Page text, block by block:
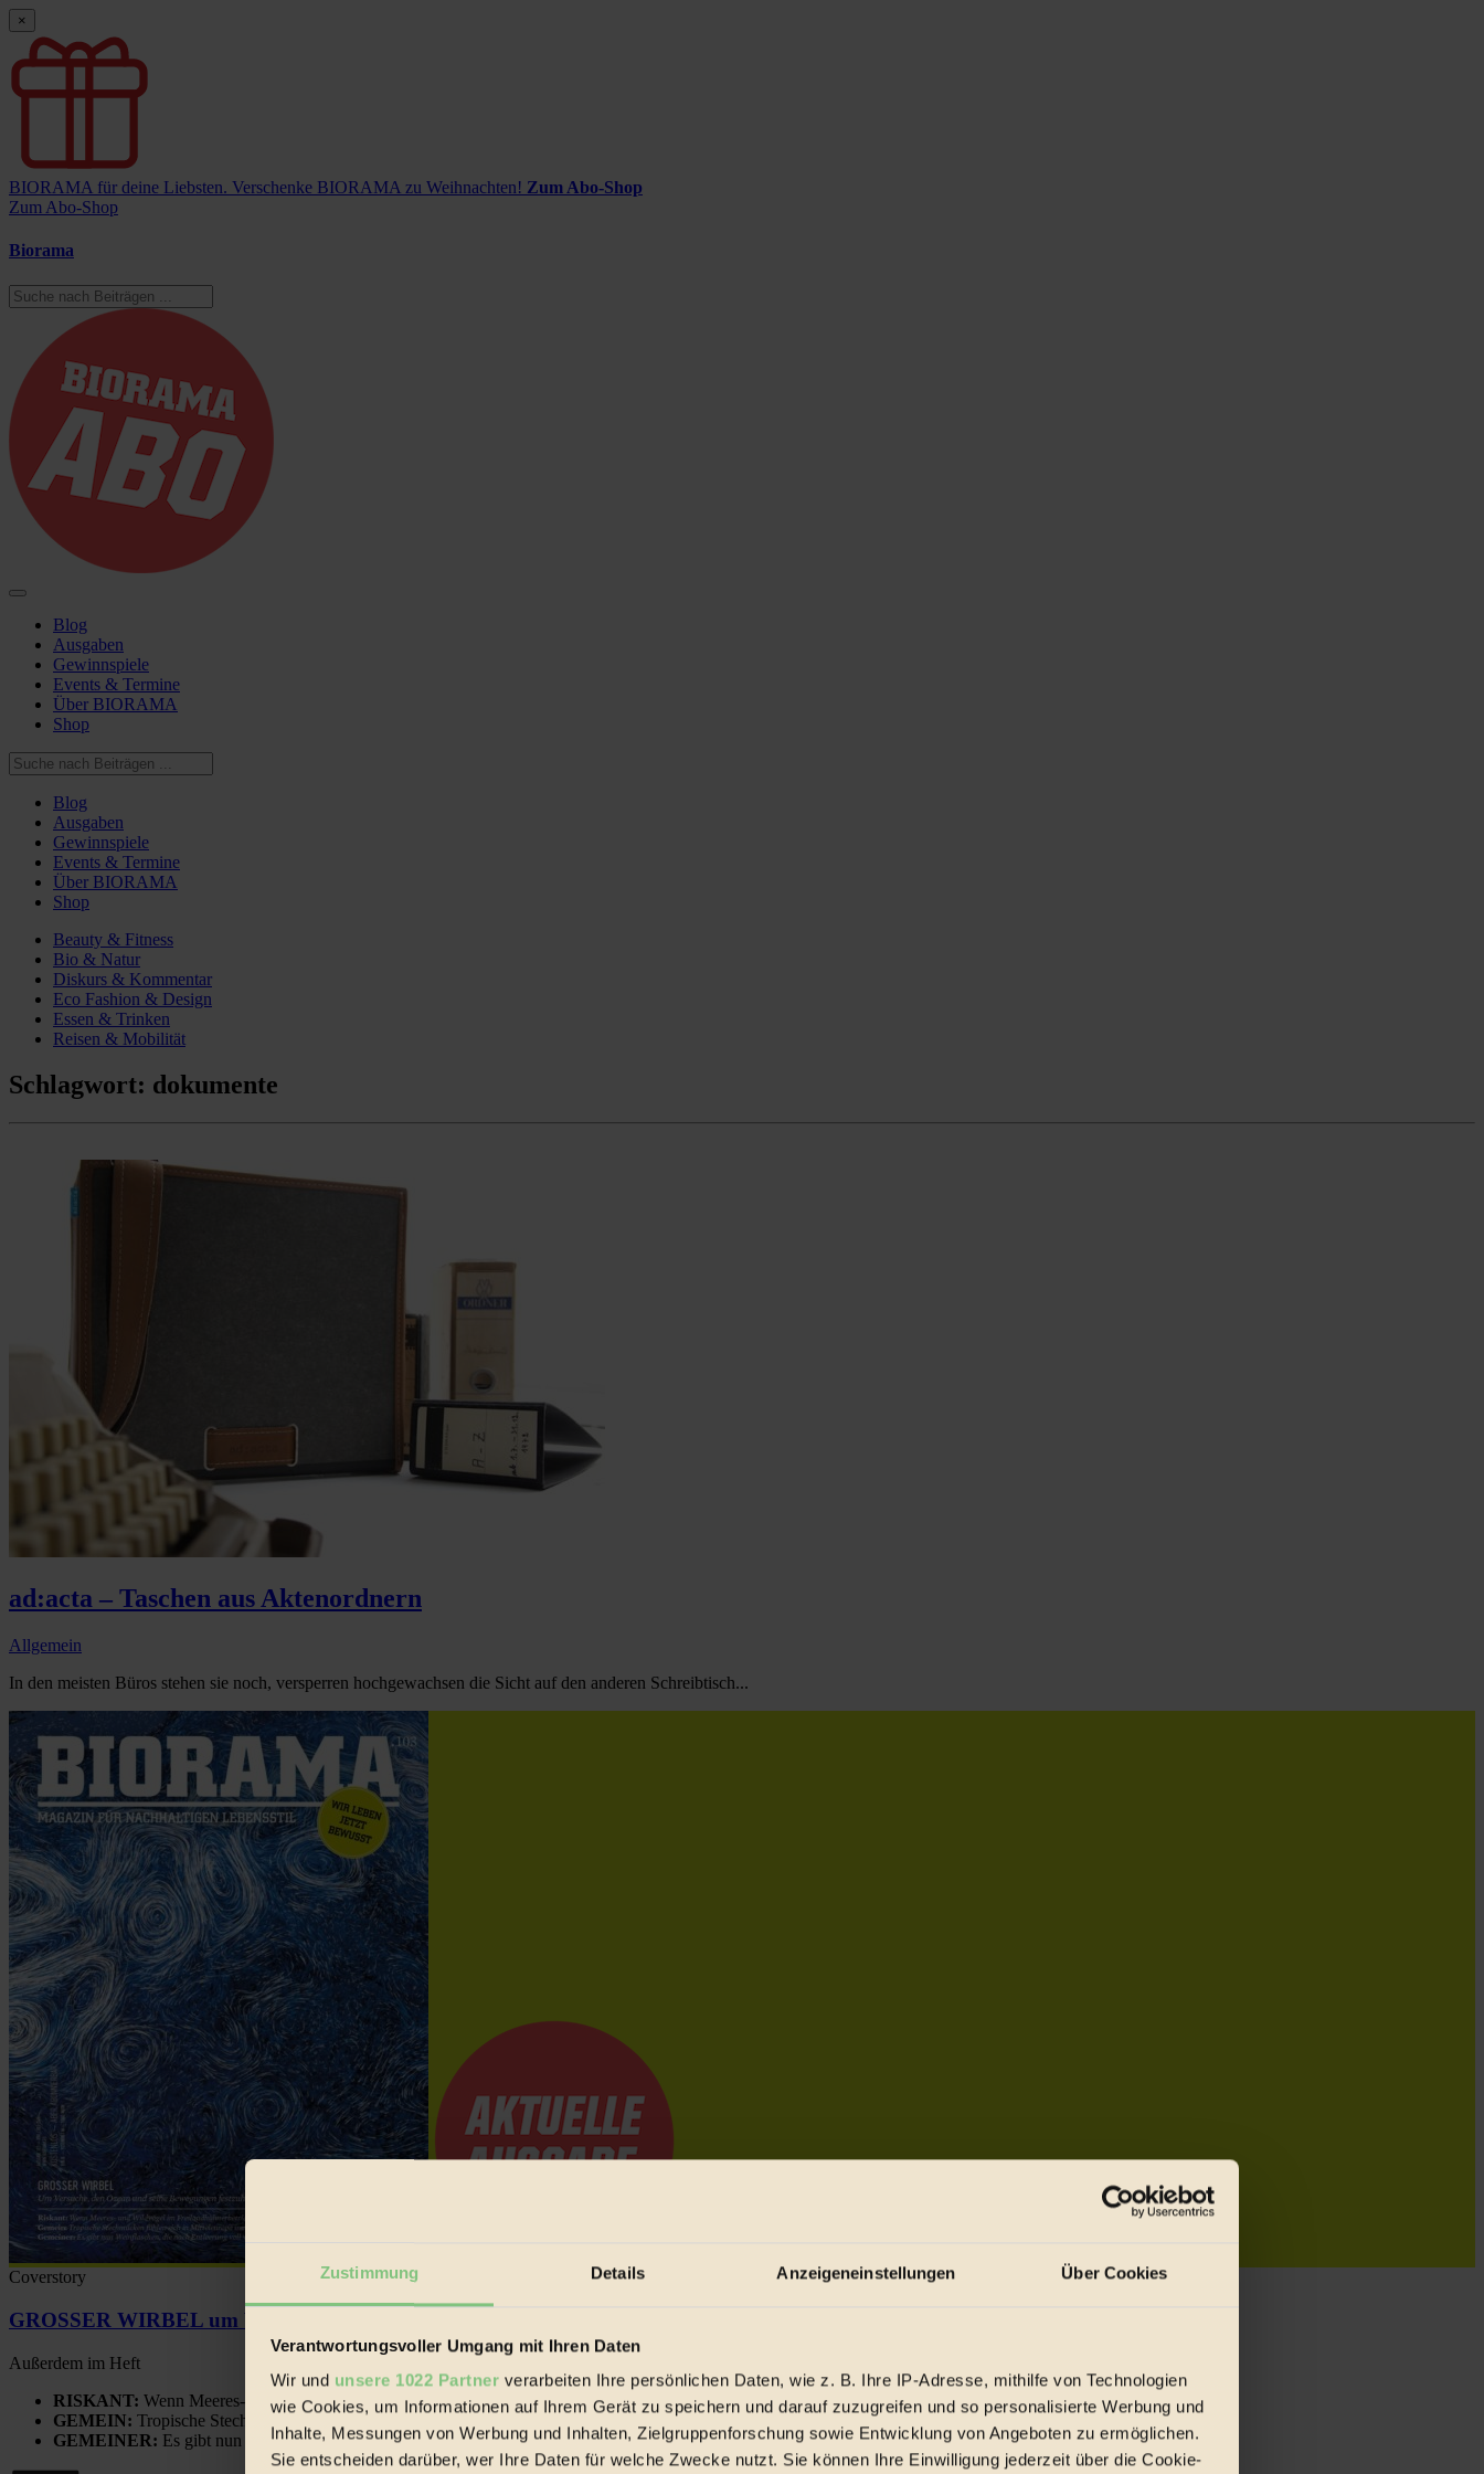
Zustimmung Details Anzeigeneinstellungen Über Cookies
Verantwortungsvoller Umgang mit Ihren Daten
Wir und unsere 1022 Partner verarbeiten Ihre persönlichen Daten, wie z. B. Ihre IP-Adresse, mithilfe von Technologien
wie Cookies, um Informationen auf Ihrem Gerät zu speichern und darauf zuzugreifen und so personalisierte Werbung und
Inhalte, Messungen von Werbung und Inhalten, Zielgruppenforschung sowie Entwicklung von Angeboten zu ermöglichen.
Sie entscheiden darüber, wer Ihre Daten für welche Zwecke nutzt. Sie können Ihre Einwilligung jederzeit über die Cookie-
×
BIORAMA für deine Liebsten. Verschenke BIORAMA zu Weihnachten! Zum Abo-Shop
Zum Abo-Shop
Biorama
Blog
Ausgaben
Gewinnspiele
Events & Termine
Über BIORAMA
Shop
Blog
Ausgaben
Gewinnspiele
Events & Termine
Über BIORAMA
Shop
Beauty & Fitness
Bio & Natur
Diskurs & Kommentar
Eco Fashion & Design
Essen & Trinken
Reisen & Mobilität
Schlagwort: dokumente
ad:acta – Taschen aus Aktenordnern
Allgemein
In den meisten Büros stehen sie noch, versperren hochgewachsen die Sicht auf den anderen Schreibtisch...
Coverstory
GROSSER WIRBEL um Versuche, den Ozean und seine Bewegungen festzuhalten.
Außerdem im Heft
RISKANT: Wenn Meeres- und Wildvögel im Freilandhühnerbetrieb vorbeischauen.
GEMEIN: Tropische Stechmücken fühlen sich in Mitteleuropa inziwschen oft zu Hause.
GEMEINER: Es gibt nun Weinflaschen, die nach Entleerung voll wieder zu dir zurückkommen.